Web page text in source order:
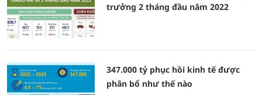
trưởng 2 tháng đầu năm 2022
347.000 tỷ phục hồi kinh tế được
phân bổ như thế nào